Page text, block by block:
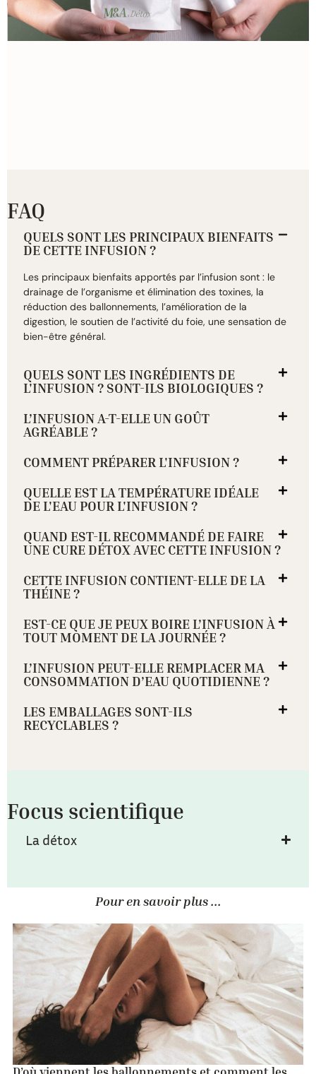
FAQ
QUELS SONT LES PRINCIPAUX BIENFAITS
DE CETTE INFUSION ?
Les principaux bienfaits apportés par l’infusion sont : le
drainage de l’organisme et élimination des toxines, la
réduction des ballonnements, l’amélioration de la
digestion, le soutien de l’activité du foie, une sensation de
bien-être général.
QUELS SONT LES INGRÉDIENTS DE
L'INFUSION ? SONT-ILS BIOLOGIQUES ?
L’INFUSION A-T-ELLE UN GOÛT
AGRÉABLE ?
COMMENT PRÉPARER L'INFUSION ?
QUELLE EST LA TEMPÉRATURE IDÉALE
DE L'EAU POUR L'INFUSION ?
QUAND EST-IL RECOMMANDÉ DE FAIRE
UNE CURE DÉTOX AVEC CETTE INFUSION ?
CETTE INFUSION CONTIENT-ELLE DE LA
THÉINE ?
EST-CE QUE JE PEUX BOIRE L’INFUSION À
TOUT MOMENT DE LA JOURNÉE ?
L’INFUSION PEUT-ELLE REMPLACER MA
CONSOMMATION D’EAU QUOTIDIENNE ?
LES EMBALLAGES SONT-ILS
RECYCLABLES ?
Focus scientifique
La détox
Pour en savoir plus ...